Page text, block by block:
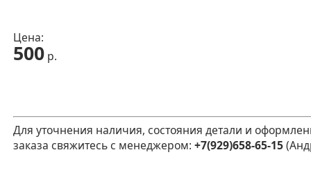
Цена:
500 р.
Для уточнения наличия, состояния детали и
заказа свяжитесь с менеджером: +7(929)658-65-15